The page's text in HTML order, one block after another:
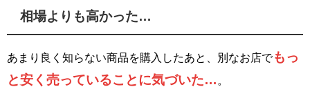
相場よりも高かった…
あまり良く知らない商品を購入したあと、別なお店でもっ
と安く売っていることに気づいた…